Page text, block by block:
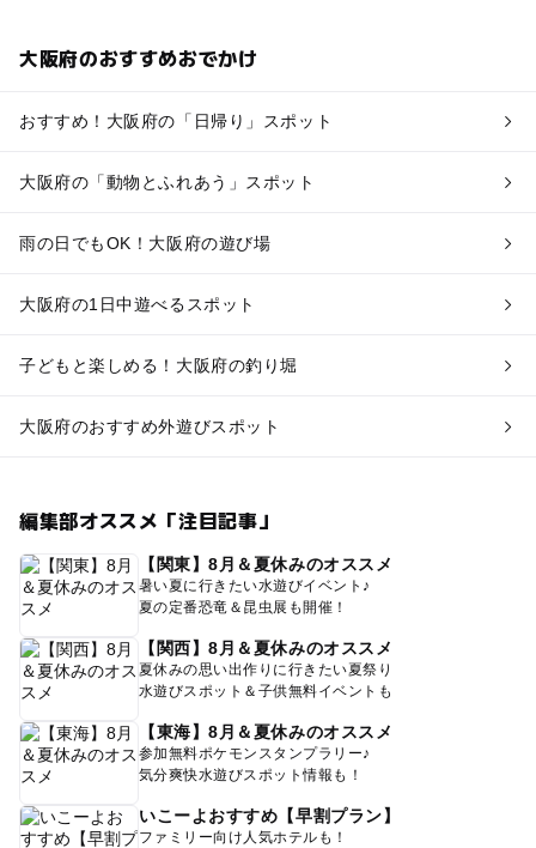
大阪府のおすすめおでかけ
おすすめ！大阪府の「日帰り」スポット
大阪府の「動物とふれあう」スポット
雨の日でもOK！大阪府の遊び場
大阪府の1日中遊べるスポット
子どもと楽しめる！大阪府の釣り堀
大阪府のおすすめ外遊びスポット
編集部オススメ「注目記事」
【関東】8月＆夏休みのオススメ
暑い夏に行きたい水遊びイベント♪
夏の定番恐竜＆昆虫展も開催！
【関西】8月＆夏休みのオススメ
夏休みの思い出作りに行きたい夏祭り
水遊びスポット＆子供無料イベントも
【東海】8月＆夏休みのオススメ
参加無料ポケモンスタンプラリー♪
気分爽快水遊びスポット情報も！
いこーよおすすめ【早割プラン】
ファミリー向け人気ホテルも！